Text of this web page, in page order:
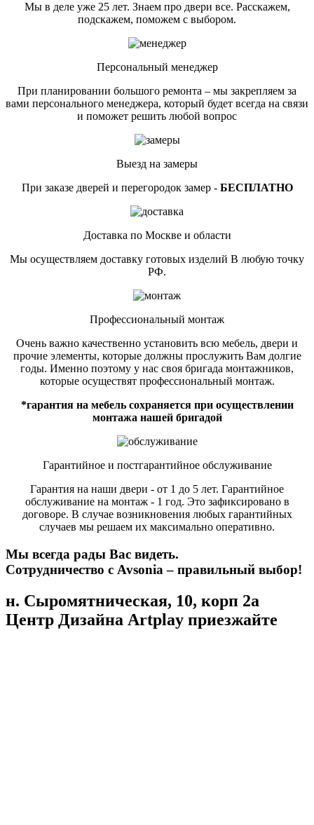
Мы в деле уже 25 лет. Знаем про двери все. Расскажем,
подскажем, поможем с выбором.
Персональный менеджер
При планировании большого ремонта – мы закрепляем за
вами персонального менеджера, который будет всегда на связи
и поможет решить любой вопрос
Выезд на замеры
При заказе дверей и перегородок замер - БЕСПЛАТНО
Доставка по Москве и области
Мы осуществляем доставку готовых изделий В любую точку
РФ.
Профессиональный монтаж
Очень важно качественно установить всю мебель, двери и
прочие элементы, которые должны прослужить Вам долгие
годы. Именно поэтому у нас своя бригада монтажников,
которые осуществят профессиональный монтаж.
*гарантия на мебель сохраняется при осуществлении
монтажа нашей бригадой
Гарантийное и постгарантийное обслуживание
Гарантия на наши двери - от 1 до 5 лет. Гарантийное
обслуживание на монтаж - 1 год. Это зафиксировано в
договоре. В случае возникновения любых гарантийных
случаев мы решаем их максимально оперативно.
Мы всегда рады Вас видеть.
Сотрудничество с Avsonia – правильный выбор!
н. Сыромятническая, 10, корп 2а
Центр Дизайна Artplay приезжайте